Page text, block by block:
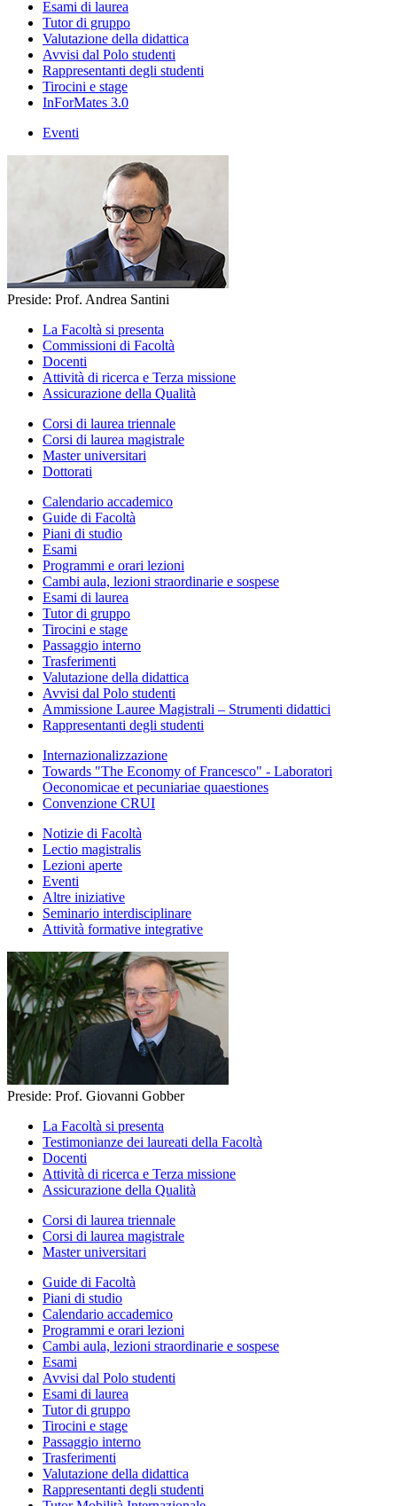
Esami di laurea
Tutor di gruppo
Valutazione della didattica
Avvisi dal Polo studenti
Rappresentanti degli studenti
Tirocini e stage
InForMates 3.0
Eventi
Preside: Prof. Andrea Santini
La Facoltà si presenta
Commissioni di Facoltà
Docenti
Attività di ricerca e Terza missione
Assicurazione della Qualità
Corsi di laurea triennale
Corsi di laurea magistrale
Master universitari
Dottorati
Calendario accademico
Guide di Facoltà
Piani di studio
Esami
Programmi e orari lezioni
Cambi aula, lezioni straordinarie e sospese
Esami di laurea
Tutor di gruppo
Tirocini e stage
Passaggio interno
Trasferimenti
Valutazione della didattica
Avvisi dal Polo studenti
Ammissione Lauree Magistrali – Strumenti didattici
Rappresentanti degli studenti
Internazionalizzazione
Towards "The Economy of Francesco" - Laboratori
Oeconomicae et pecuniariae quaestiones
Convenzione CRUI
Notizie di Facoltà
Lectio magistralis
Lezioni aperte
Eventi
Altre iniziative
Seminario interdisciplinare
Attività formative integrative
Preside: Prof. Giovanni Gobber
La Facoltà si presenta
Testimonianze dei laureati della Facoltà
Docenti
Attività di ricerca e Terza missione
Assicurazione della Qualità
Corsi di laurea triennale
Corsi di laurea magistrale
Master universitari
Guide di Facoltà
Piani di studio
Calendario accademico
Programmi e orari lezioni
Cambi aula, lezioni straordinarie e sospese
Esami
Avvisi dal Polo studenti
Esami di laurea
Tutor di gruppo
Tirocini e stage
Passaggio interno
Trasferimenti
Valutazione della didattica
Rappresentanti degli studenti